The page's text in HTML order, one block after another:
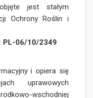
jest stałym
Ochrony Roślin i
PL-06/10/2349
i opiera się
uprawowych
wschodniej